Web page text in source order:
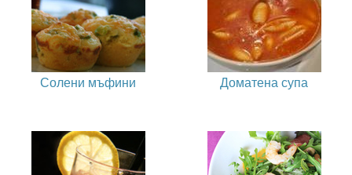
Солени мъфини Доматена супа